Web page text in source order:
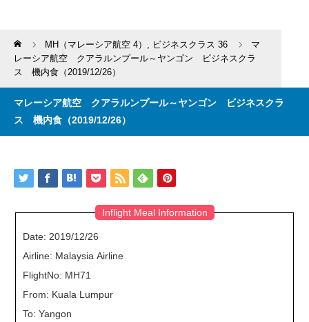
Home MH（マレーシア航空 4） , ビジネスクラス 36
マ
レーシア航空 クアラルンプール～ヤンゴン ビジネスクラ
ス 機内食（2019/12/26）
マレーシア航空 クアラルンプール～ヤンゴン ビジネスクラ
ス 機内食（2019/12/26）
Inflight Meal Information
Date: 2019/12/26
Airline: Malaysia Airline
FlightNo: MH71
From: Kuala Lumpur
To: Yangon